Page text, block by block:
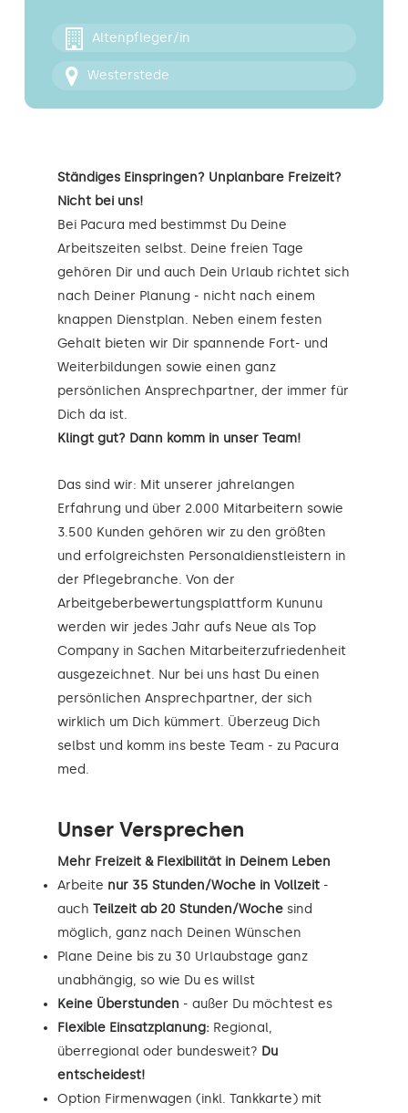
Altenpfleger/in
Westerstede
Ständiges Einspringen? Unplanbare Freizeit?
Nicht bei uns!
Bei Pacura med bestimmst Du Deine
Arbeitszeiten selbst. Deine freien Tage
gehören Dir und auch Dein Urlaub richtet sich
nach Deiner Planung - nicht nach einem
knappen Dienstplan. Neben einem festen
Gehalt bieten wir Dir spannende Fort- und
Weiterbildungen sowie einen ganz
persönlichen Ansprechpartner, der immer für
Dich da ist.
Klingt gut? Dann komm in unser Team!
Das sind wir: Mit unserer jahrelangen
Erfahrung und über 2.000 Mitarbeitern sowie
3.500 Kunden gehören wir zu den größten
und erfolgreichsten Personaldienstleistern in
der Pflegebranche. Von der
Arbeitgeberbewertungsplattform Kununu
werden wir jedes Jahr aufs Neue als Top
Company in Sachen Mitarbeiterzufriedenheit
ausgezeichnet. Nur bei uns hast Du einen
persönlichen Ansprechpartner, der sich
wirklich um Dich kümmert. Überzeug Dich
selbst und komm ins beste Team - zu Pacura
med.
Unser Versprechen
Mehr Freizeit & Flexibilität in Deinem Leben
Arbeite nur 35 Stunden/Woche in Vollzeit -
auch Teilzeit ab 20 Stunden/Woche sind
möglich, ganz nach Deinen Wünschen
Plane Deine bis zu 30 Urlaubstage ganz
unabhängig, so wie Du es willst
Keine Überstunden - außer Du möchtest es
Flexible Einsatzplanung: Regional,
überregional oder bundesweit? Du
entscheidest!
Option Firmenwagen (inkl. Tankkarte) mit